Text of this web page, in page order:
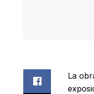
La